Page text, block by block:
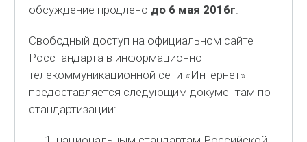
обсуждение продлено до 6 мая 2016г.
Свободный доступ на официальном сайте
Росстандарта в информационно-
телекоммуникационной сети «Интернет»
предоставляется следующим документам по
стандартизации: